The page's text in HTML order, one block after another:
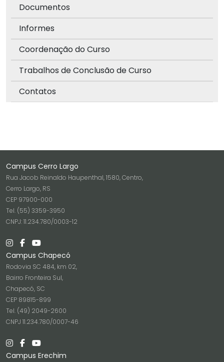
Documentos
Informes
Coordenação do Curso
Trabalhos de Conclusão de Curso
Contatos
Campus Cerro Largo
Rua Jacob Reinaldo Haupenthal, 1580, Centro,
Cerro Largo, RS
CEP 97900-000
Tel. (55) 3359-3950
CNPJ: 11.234.780/0003-12
Campus Chapecó
Rodovia SC 484, km 02,
Bairro Fronteira Sul,
Chapecó, SC
CEP 89815-899
Tel. (49) 2049-2600
CNPJ 11.234.780/0007-46
Campus Erechim